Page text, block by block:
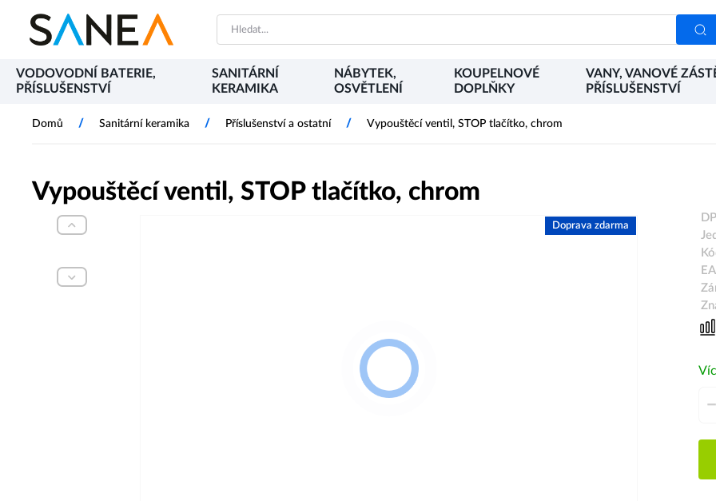
VODOVODNÍ BATERIE,
PŘÍSLUŠENSTVÍ
SANITÁRNÍ
KERAMIKA
NÁBYTEK,
OSVĚTLENÍ
KOUPELNOVÉ
DOPLŇKY
VANY, VANOVÉ
PŘÍSLUŠENSTVÍ
Domů / Sanitární keramika / Příslušenství a ostatní / Vypouštěcí ventil, STOP tlačítko, chrom
Vypouštěcí ventil, STOP tlačítko, chrom
Doprava zdarma